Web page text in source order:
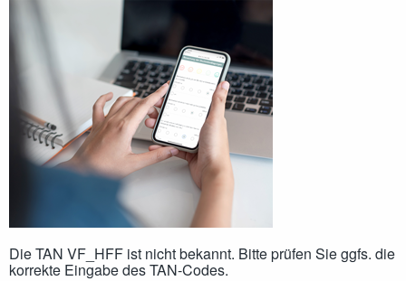
Anmeldung fehlgeschlagen
Die TAN VF_HFF ist nicht bekannt. Bitte prüfen Sie ggfs. die
korrekte Eingabe des TAN-Codes.